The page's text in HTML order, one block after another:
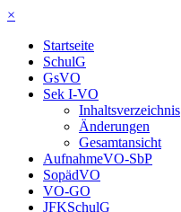
×
Startseite
SchulG
GsVO
Sek I-VO
Inhaltsverzeichnis
Änderungen
Gesamtansicht
AufnahmeVO-SbP
SopädVO
VO-GO
JFKSchulG